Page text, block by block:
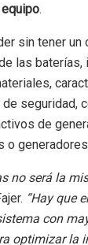
.
sin tener un
las baterías,
seguridad,
de
o
no será la
“Hay que
con
optimizar la